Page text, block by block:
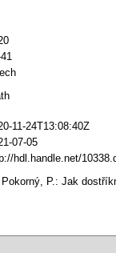
11-24T13:08:40Z
07-05
hdl.handle.net/
Pokorný, P.: Jak